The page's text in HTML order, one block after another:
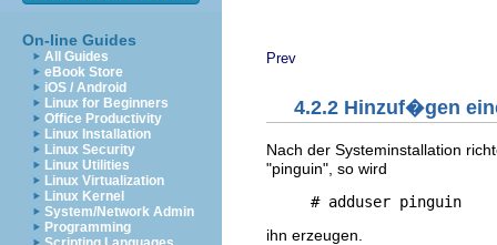
On-line Guides
All Guides
eBook Store
iOS / Android
Linux for Beginners
Office Productivity
Linux Installation
Linux Security
Linux Utilities
Linux Virtualization
Linux Kernel
System/Network Admin
Programming
Prev
4.2.2 Hinzuf�gen
Nach der Systeminstallation
"pinguin", so wird
ihn erzeugen.